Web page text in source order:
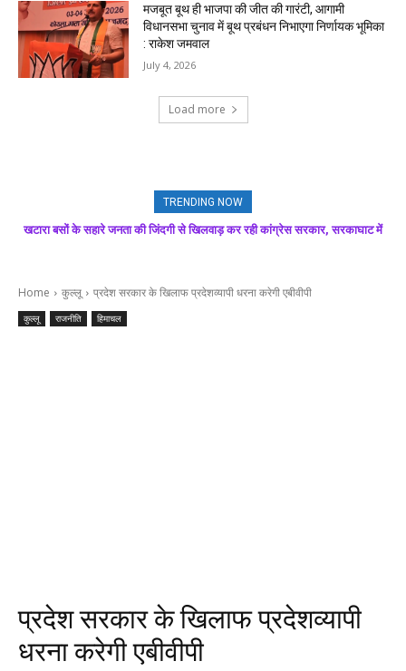
मजबूत बूथ ही भाजपा की जीत की गारंटी, आगामी
विधानसभा चुनाव में बूथ प्रबंधन निभाएगा निर्णायक भूमिका
: राकेश जमवाल
July 4, 2026
Load more